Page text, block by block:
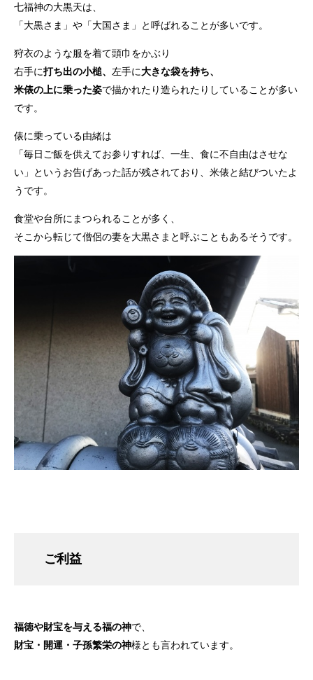
七福神の大黒天は、
「大黒さま」や「大国さま」と呼ばれることが多いです。
狩衣のような服を着て頭巾をかぶり
右手に打ち出の小槌、 左手に大きな袋を持ち、
米俵の上に乗った姿で描かれたり造られたりしていることが多い
です。
俵に乗っている由緒は
「毎日ご飯を供えてお参りすれば、一生、食に不自由はさせな
い」というお告げあった話が残されており、米俵と結びついたよ
うです。
食堂や台所にまつられることが多く、
そこから転じて僧侶の妻を大黒さまと呼ぶこともあるそうです。
ご利益
福徳や財宝を与える福の神で、
財宝・開運・子孫繁栄の神様とも言われています。